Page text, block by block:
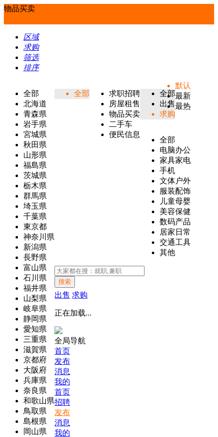
物品买卖
区域
求购
筛选
排序
全部
北海道
青森県
岩手県
宮城県
秋田県
山形県
福島県
茨城県
栃木県
群馬県
埼玉県
千葉県
東京都
神奈川県
新潟県
長野県
富山県
石川県
福井県
山梨県
岐阜県
静岡県
愛知県
三重県
滋賀県
京都府
大阪府
兵庫県
奈良県
和歌山県
鳥取県
島根県
岡山県
全部
求职招聘
房屋租售
物品买卖
二手车
便民信息
全部
出售
求购
全部
电脑办公
家具家电
手机
文体户外
服装配饰
儿童母婴
美容保健
数码产品
居家日常
交通工具
其他
默认
最新
最热
搜索
出售 求购
正在加载...
全局导航
首页
发布
消息
我的
首页
招聘
发布
消息
我的